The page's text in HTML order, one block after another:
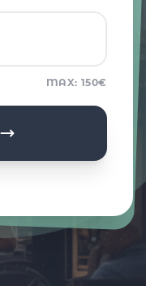
MAX: 150€